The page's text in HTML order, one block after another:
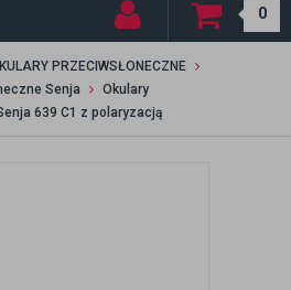
0
PRZECIWSŁONECZNE
Senja
Okulary
639 C1 z polaryzacją